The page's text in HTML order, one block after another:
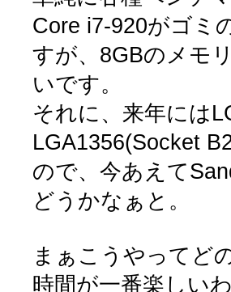
Core i7-920がゴミ
すが、8GBのメモ
いです。
それに、来年には
LGA1356(Socket
ので、今あえて
どうかなぁと。
まぁこうやってど
時間が一番楽しい